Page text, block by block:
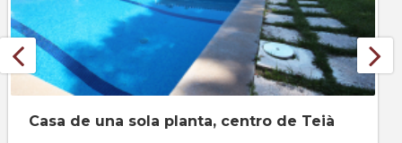
Casa de una sola planta, centro de Teià